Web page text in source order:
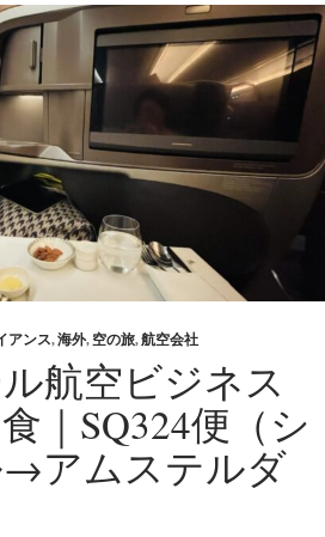
アンス,海外, 空の旅,航空会社
航空ビジネス
｜SQ324便（シ
アムステルダ